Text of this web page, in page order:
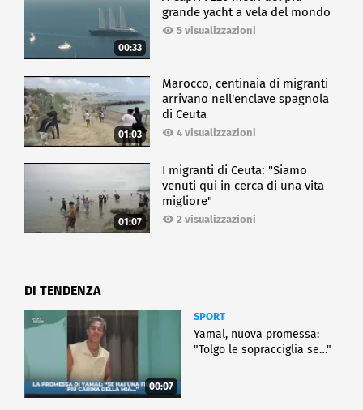
00:33
grande yacht a vela del mondo
5 visualizzazioni
01:03
Marocco, centinaia di migranti
arrivano nell'enclave spagnola
di Ceuta
4 visualizzazioni
01:07
I migranti di Ceuta: "Siamo
venuti qui in cerca di una vita
migliore"
2 visualizzazioni
DI TENDENZA
00:07
SPORT
Yamal, nuova promessa:
"Tolgo le sopracciglia se…"